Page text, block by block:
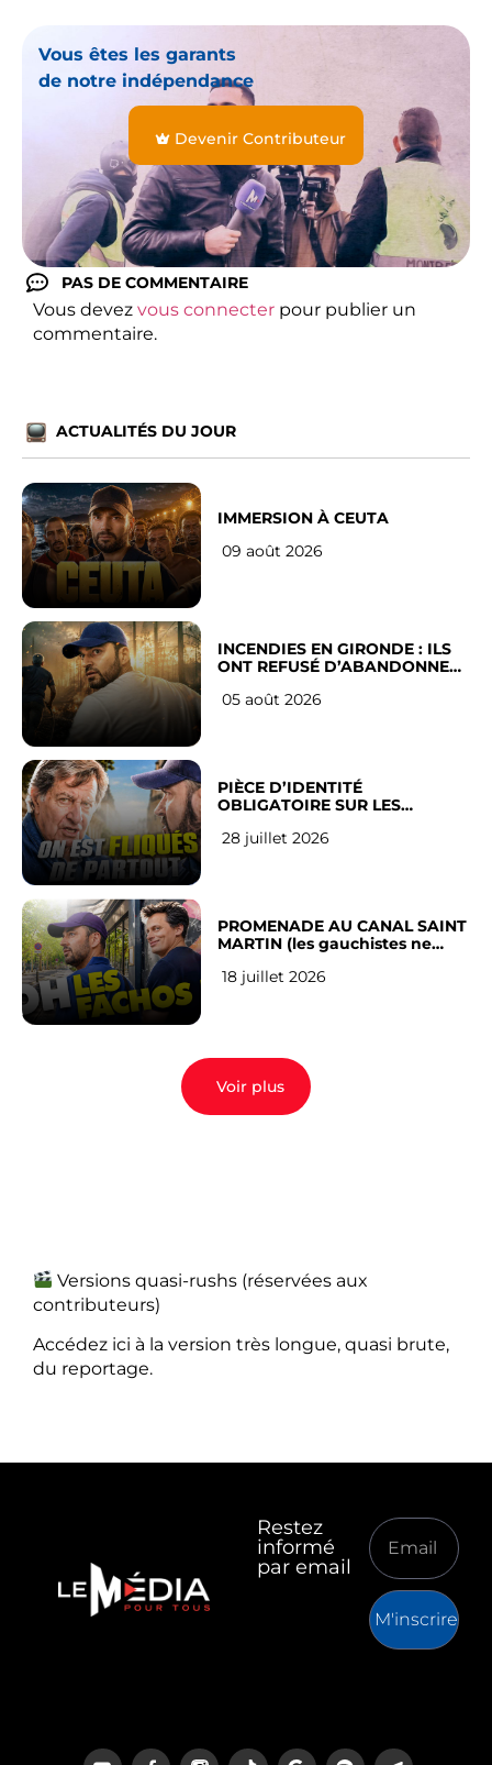
Vous êtes les garants
de notre indépendance
Devenir Contributeur
PAS DE COMMENTAIRE
Vous devez vous connecter pour publier un
commentaire.
ACTUALITÉS DU JOUR
IMMERSION À CEUTA
09 août 2026
INCENDIES EN GIRONDE : ILS
ONT REFUSÉ D’ABANDONNER
05 août 2026
PIÈCE D’IDENTITÉ
OBLIGATOIRE SUR LES
Français
28 juillet 2026
PROMENADE AU CANAL SAINT
MARTIN (les gauchistes ne
18 juillet 2026
Voir plus
Versions quasi-rushs (réservées aux
contributeurs)
Accédez ici à la version très longue, quasi brute,
du reportage.
Restez
informé
par email
M'inscrire